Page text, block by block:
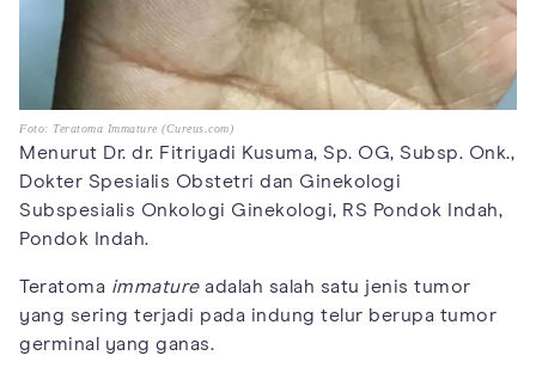
Foto: Teratoma Immature (Cureus.com)
Menurut Dr. dr. Fitriyadi Kusuma, Sp. OG, Subsp. Onk.,
Dokter Spesialis Obstetri dan Ginekologi
Subspesialis Onkologi Ginekologi, RS Pondok Indah,
Pondok Indah.
Teratoma immatureadalah salah satu jenis tumor
yang sering terjadi pada indung telur berupa tumor
germinal yang ganas.